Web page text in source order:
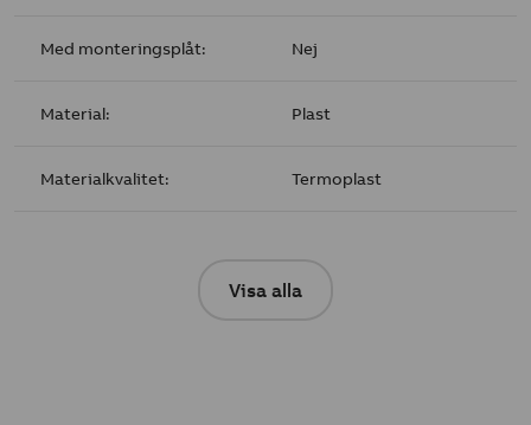
Med monteringsplåt: Nej
Material: Plast
Materialkvalitet: Termoplast
Visa alla